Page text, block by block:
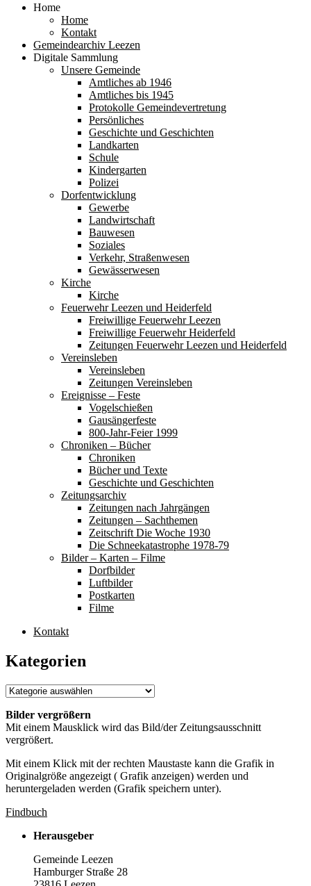
Home
Home
Kontakt
Gemeindearchiv Leezen
Digitale Sammlung
Unsere Gemeinde
Amtliches ab 1946
Amtliches bis 1945
Protokolle Gemeindevertretung
Persönliches
Geschichte und Geschichten
Landkarten
Schule
Kindergarten
Polizei
Dorfentwicklung
Gewerbe
Landwirtschaft
Bauwesen
Soziales
Verkehr, Straßenwesen
Gewässerwesen
Kirche
Kirche
Feuerwehr Leezen und Heiderfeld
Freiwillige Feuerwehr Leezen
Freiwillige Feuerwehr Heiderfeld
Zeitungen Feuerwehr Leezen und Heiderfeld
Vereinsleben
Vereinsleben
Zeitungen Vereinsleben
Ereignisse – Feste
Vogelschießen
Gausängerfeste
800-Jahr-Feier 1999
Chroniken – Bücher
Chroniken
Bücher und Texte
Geschichte und Geschichten
Zeitungsarchiv
Zeitungen nach Jahrgängen
Zeitungen – Sachthemen
Zeitschrift Die Woche 1930
Die Schneekatastrophe 1978-79
Bilder – Karten – Filme
Dorfbilder
Luftbilder
Postkarten
Filme
Kontakt
Kategorien
Kategorien
Bilder vergrößern
Mit einem Mausklick wird das Bild/der Zeitungsausschnitt
vergrößert.
Mit einem Klick mit der rechten Maustaste kann die Grafik in
Originalgröße angezeigt ( Grafik anzeigen) werden und
heruntergeladen werden (Grafik speichern unter).
Findbuch
Herausgeber
Gemeinde Leezen
Hamburger Straße 28